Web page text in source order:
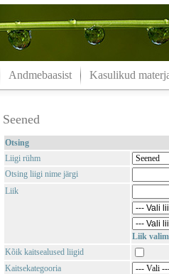
Andmebaasist Kasulikud
Seened
Otsing
Liigi rühm
Otsing liigi nime järgi
Liik
Liik
Kõik kaitsealused liigid
Kaitsekategooria